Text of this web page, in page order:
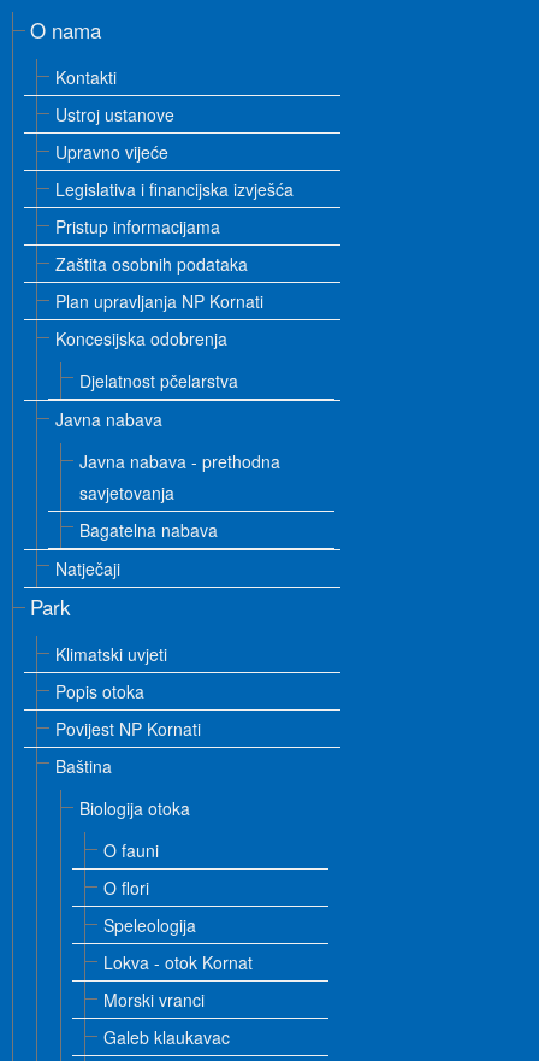
O nama
Kontakti
Ustroj ustanove
Upravno vijeće
Legislativa i financijska izvješća
Pristup informacijama
Zaštita osobnih podataka
Plan upravljanja NP Kornati
Koncesijska odobrenja
Djelatnost pčelarstva
Javna nabava
Javna nabava - prethodna
savjetovanja
Bagatelna nabava
Natječaji
Park
Klimatski uvjeti
Popis otoka
Povijest NP Kornati
Baština
Biologija otoka
O fauni
O flori
Speleologija
Lokva - otok Kornat
Morski vranci
Galeb klaukavac